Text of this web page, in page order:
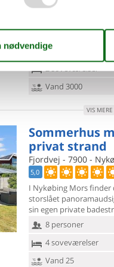
5 personer
2 soveværelser
Vand 3000
VIS MERE
Sommerhus
privat strand
Fjordvej - 7900 -
5,0
I Nykøbing Mors
storslået
sin egen private
8 personer
4 soveværelser
Vand 25